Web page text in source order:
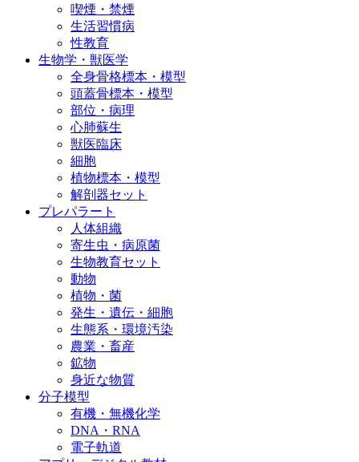
喫煙・禁煙
生活習慣病
性教育
生物学・獣医学
全身骨格標本・模型
頭蓋骨標本・模型
部位・病理
心肺蘇生
獣医臨床
細胞
植物標本・模型
解剖器セット
プレパラート
人体組織
寄生虫・病原菌
生物教育セット
動物
植物・菌
発生・遺伝・細胞
生態系・環境汚染
農業・畜産
鉱物
身近な物質
分子模型
有機・無機化学
DNA・RNA
電子軌道